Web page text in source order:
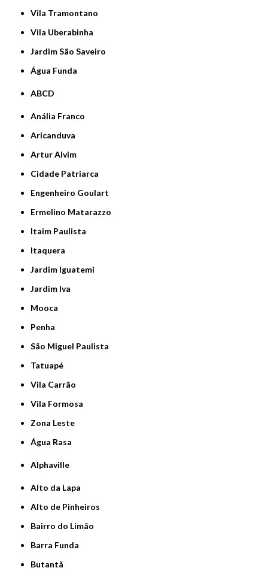
Vila Tramontano
Vila Uberabinha
jardim São Saveiro
Água Funda
ABCD
Anália Franco
Aricanduva
Artur Alvim
Cidade Patriarca
Engenheiro Goulart
Ermelino Matarazzo
Itaim Paulista
Itaquera
Jardim Iguatemi
Jardim Iva
Mooca
Penha
São Miguel Paulista
Tatuapé
Vila Carrão
Vila Formosa
Zona Leste
Água Rasa
Alphaville
Alto da Lapa
Alto de Pinheiros
Bairro do Limão
Barra Funda
Butantã